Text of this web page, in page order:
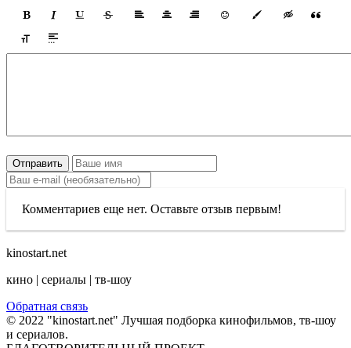
Отправить
Комментариев еще нет. Оставьте отзыв первым!
kinostart.net
кино | сериалы | тв-шоу
Обратная связь
© 2022 "kinostart.net" Лучшая подборка кинофильмов, тв-шоу
и сериалов.